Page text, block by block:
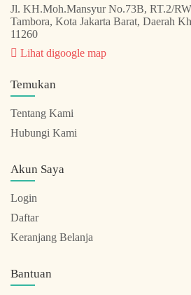
Jl. KH.Moh.Mansyur No.73B, RT.2/
Tambora, Kota Jakarta Barat, Daerah
11260
Lihat digoogle map
Temukan
Tentang Kami
Hubungi Kami
Akun Saya
Login
Daftar
Keranjang Belanja
Bantuan